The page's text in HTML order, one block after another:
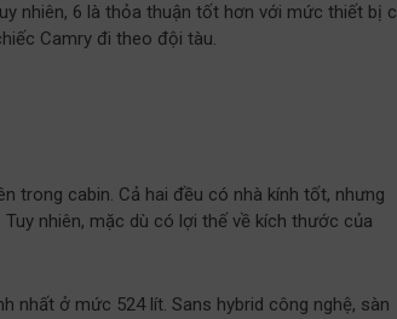
nhiên, 6 là thỏa thuận tốt hơn với mức thiết bị
Camry đi theo đội tàu.
trong cabin. Cả hai đều có nhà kính tốt, nhưng
nhiên, mặc dù có lợi thế về kích thước của
nhất ở mức 524 lít. Sans hybrid công nghệ, sàn